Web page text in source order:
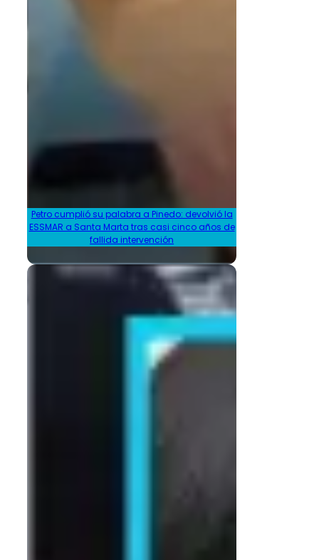
Petro cumplió su palabra a Pinedo: devolvió la
ESSMAR a Santa Marta tras casi cinco años de
fallida intervención